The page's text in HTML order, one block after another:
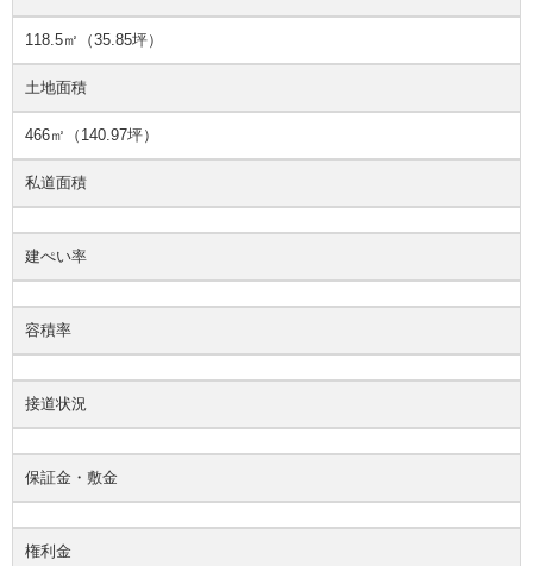
118.5㎡（35.85坪）
土地面積
466㎡（140.97坪）
私道面積
建ぺい率
容積率
接道状況
保証金・敷金
権利金